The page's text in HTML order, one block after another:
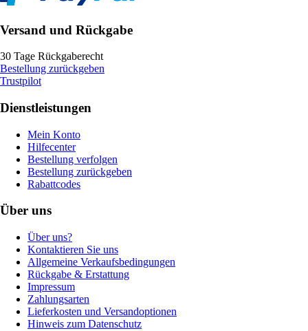
Versand und Rückgabe
30 Tage Rückgaberecht
Bestellung zurückgeben
Trustpilot
Dienstleistungen
Mein Konto
Hilfecenter
Bestellung verfolgen
Bestellung zurückgeben
Rabattcodes
Über uns
Über uns?
Kontaktieren Sie uns
Allgemeine Verkaufsbedingungen
Rückgabe & Erstattung
Impressum
Zahlungsarten
Lieferkosten und Versandoptionen
Hinweis zum Datenschutz